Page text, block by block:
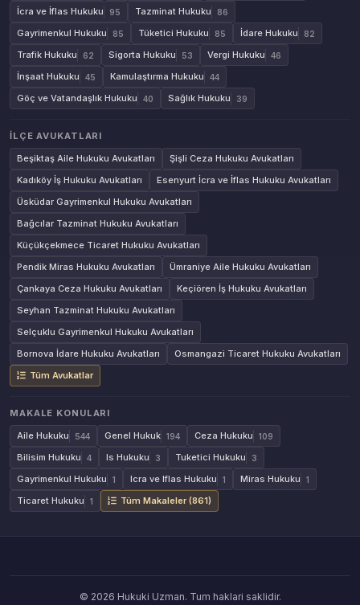
İcra ve İflas Hukuku 95 Tazminat Hukuku 86
Gayrimenkul Hukuku 85 Tüketici Hukuku 85 İdare Hukuku 82
Trafik Hukuku 62 Sigorta Hukuku 53 Vergi Hukuku 46
İnşaat Hukuku 45 Kamulaştırma Hukuku 44
Göç ve Vatandaşlık Hukuku 40 Sağlık Hukuku 39
İLÇE AVUKATLARI
Beşiktaş Aile Hukuku Avukatları
Şişli Ceza Hukuku Avukatları
Kadıköy İş Hukuku Avukatları
Esenyurt İcra ve İflas Hukuku Avukatları
Üsküdar Gayrimenkul Hukuku Avukatları
Bağcılar Tazminat Hukuku Avukatları
Küçükçekmece Ticaret Hukuku Avukatları
Pendik Miras Hukuku Avukatları
Ümraniye Aile Hukuku Avukatları
Çankaya Ceza Hukuku Avukatları
Keçiören İş Hukuku Avukatları
Seyhan Tazminat Hukuku Avukatları
Selçuklu Gayrimenkul Hukuku Avukatları
Bornova İdare Hukuku Avukatları
Osmangazi Ticaret Hukuku Avukatları
Tüm Avukatlar
MAKALE KONULARI
Aile Hukuku
544 Genel Hukuk 194 Ceza Hukuku 109
Bilisim Hukuku 4 Is Hukuku 3 Tuketici Hukuku 3
Gayrimenkul Hukuku 1 Icra ve Iflas Hukuku 1 Miras Hukuku 1
Ticaret Hukuku 1 Tüm Makaleler (861)
© 2026 Hukuki Uzman. Tum haklari saklidir.